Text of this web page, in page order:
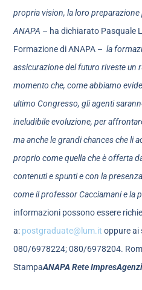
propria vision, la loro
ANAPA – ha dichiarato Pasquale
Formazione di ANAPA –la
assicurazione del futuro riveste un
momento che, come abbiamo
ultimo Congresso, gli agenti
ineludibile evoluzione, per
ma anche le grandi chances che li
proprio come quella che è offerta
contenuti e spunti e con la
come il professor Cacciamani e la
informazioni possono essere
a: postgraduate@lum.it oppure ai
080/6978224; 080/6978204.
StampaANAPA Rete